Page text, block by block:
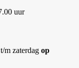
uur
m zaterdag op